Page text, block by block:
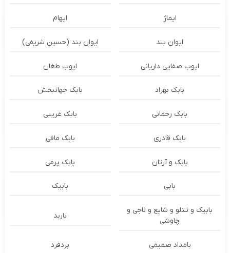
ایماژ ایهام
ایوان بند ایوان بند (حسین شریفی)
ایوب صفایی داریانی ایوب طغان
بابک بهراد بابک جهانبخش
بابک رحمانی بابک غریبی
بابک قادری بابک مافی
بابک و آرتان بابک پرمی
بابی بابیک
بابیک و تتلو و شایع و ناجی و
چاوشی
باربد
بامداد صمیمی بردفرد